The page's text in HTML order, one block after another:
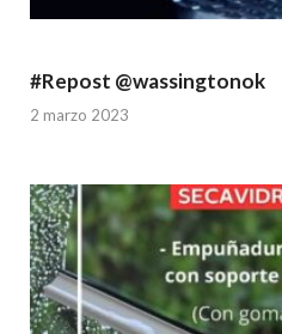
#Repost @wassingtonok
2 marzo 2023